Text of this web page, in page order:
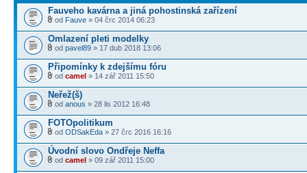
Fauveho kavárna a jiná pohostinská zařízení
od Fauve » 04 črc 2014 06:23
Omlazení pleti modelky
od pavel89 » 17 dub 2018 13:06
Připomínky k zdejšímu fóru
od camel » 14 zář 2011 15:50
Neřež(š)
od anous » 28 lis 2012 16:48
FOTOpolitikum
od ODSakEda » 27 črc 2016 16:16
Úvodní slovo Ondřeje Neffa
od camel » 09 zář 2011 15:00